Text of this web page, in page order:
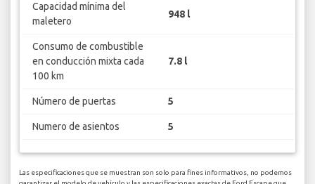
Capacidad mínima del
maletero
948 l
Consumo de combustible
en conducción mixta cada
100 km
7.8 l
Número de puertas 5
Numero de asientos 5
Las especificaciones que se muestran son solo para fines informativos, no podemos